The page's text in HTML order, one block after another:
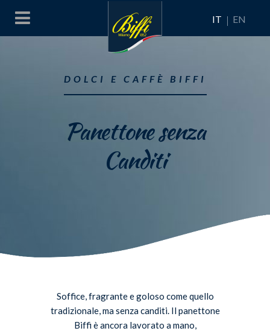
IT EN
DOLCI E CAFFÈ BIFFI
Panettone senza
Canditi
Soffice, fragrante e goloso come quello
tradizionale, ma senza canditi. Il panettone
Biffi è ancora lavorato a mano,